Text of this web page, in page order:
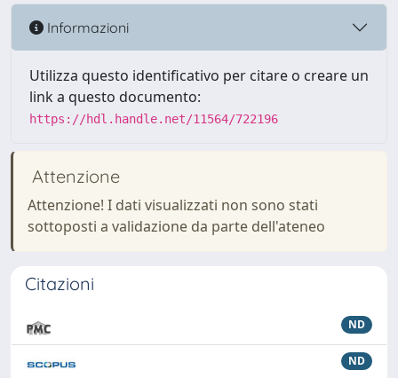
Informazioni
Utilizza questo identificativo per citare o creare un
link a questo documento:
https://hdl.handle.net/11564/722196
Attenzione
Attenzione! I dati visualizzati non sono stati
sottoposti a validazione da parte dell'ateneo
Citazioni
ND
ND